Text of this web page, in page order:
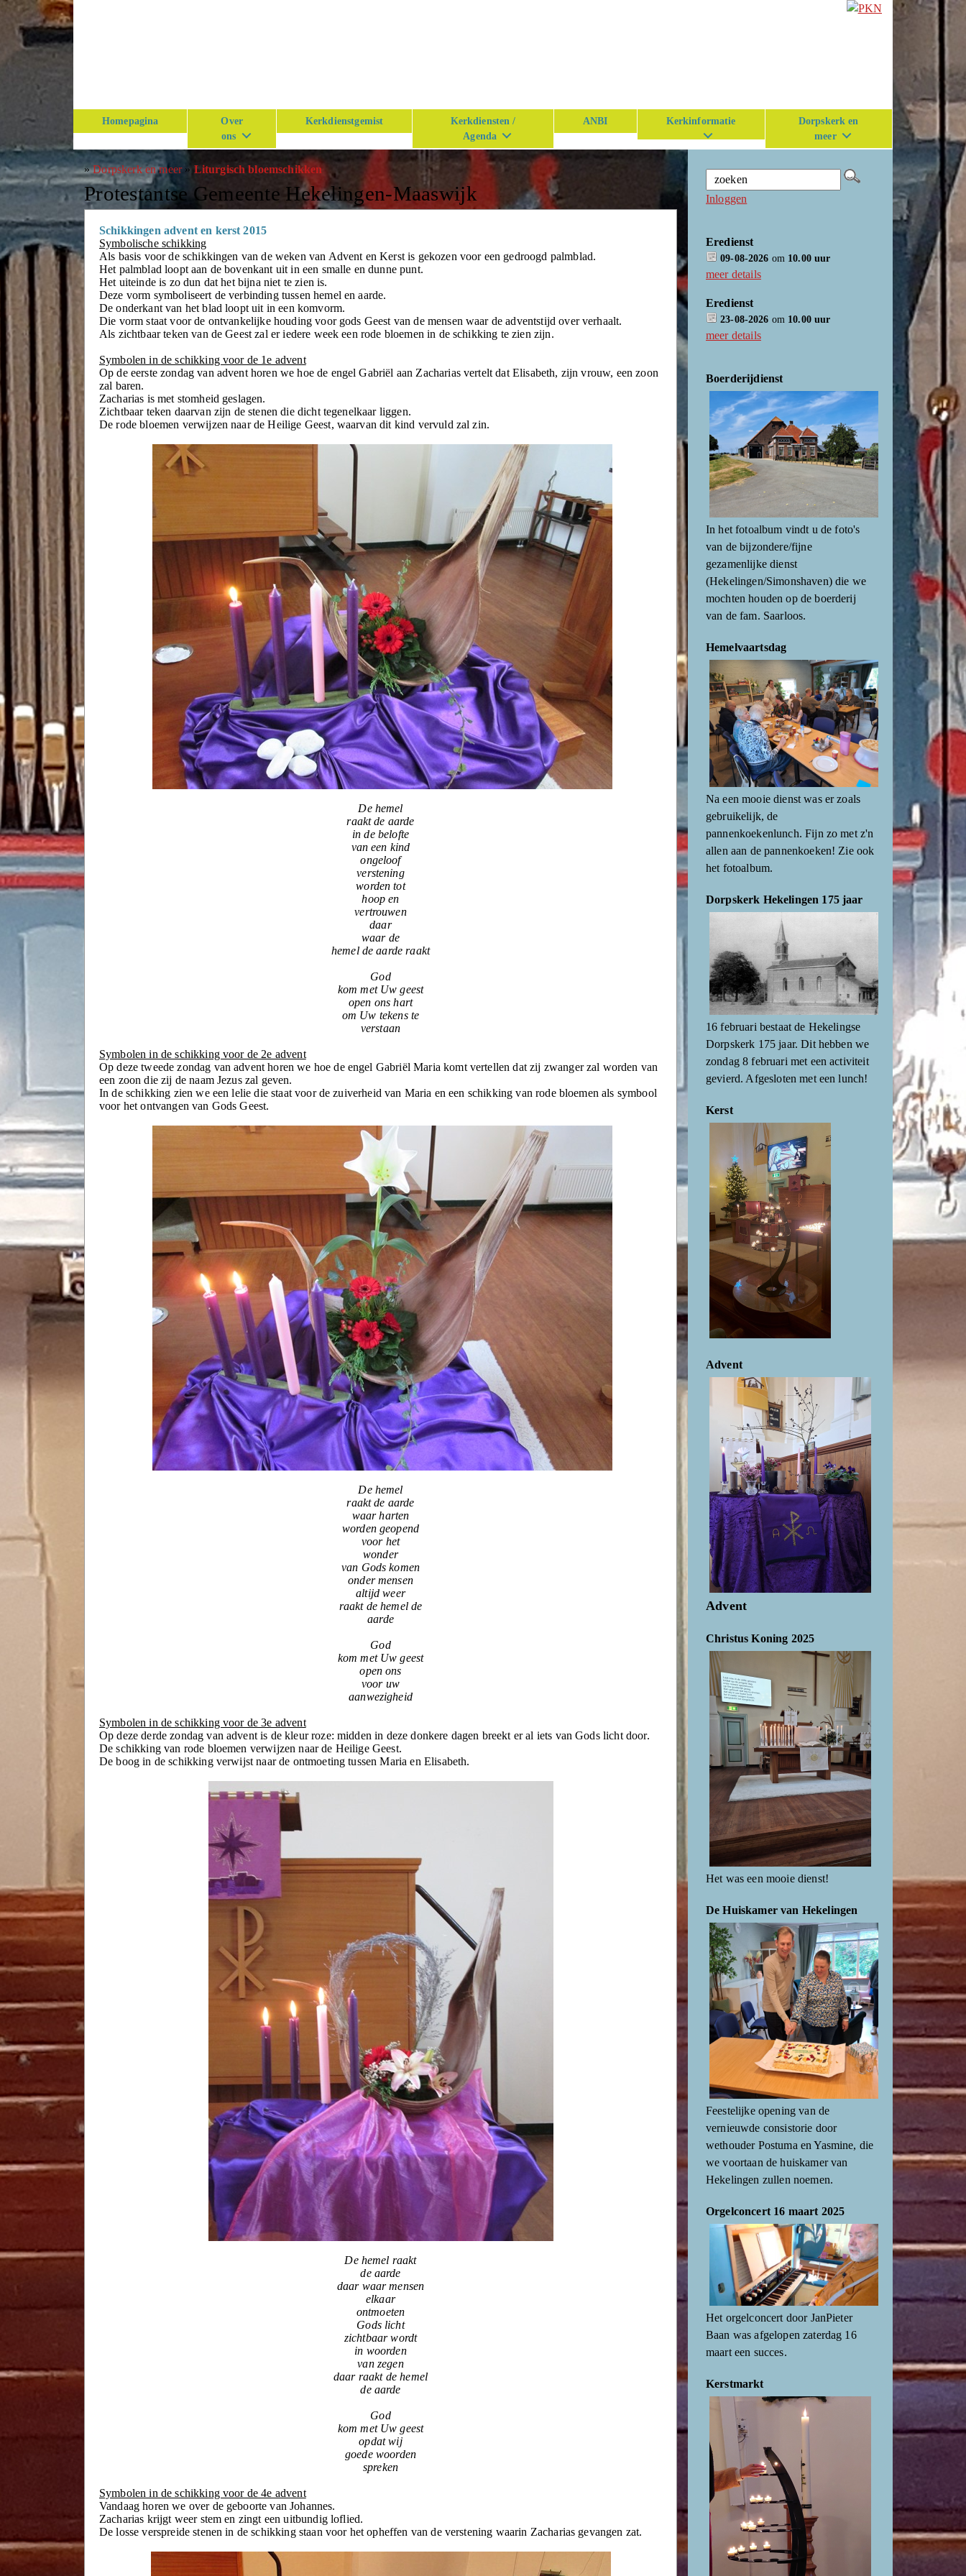
Homepagina
Over
ons
Kerkdienstgemist
Kerkdiensten /
Agenda
ANBI Kerkinformatie
Dorpskerk en
meer
»Dorpskerk en meer» Liturgisch bloemschikken
Protestantse Gemeente Hekelingen-Maaswijk
Schikkingen advent en kerst 2015
Symbolische schikking
Als basis voor de schikkingen van de weken van Advent en Kerst is gekozen voor een gedroogd palmblad.
Het palmblad loopt aan de bovenkant uit in een smalle en dunne punt.
Het uiteinde is zo dun dat het bijna niet te zien is.
Deze vorm symboliseert de verbinding tussen hemel en aarde.
De onderkant van het blad loopt uit in een komvorm.
Die vorm staat voor de ontvankelijke houding voor gods Geest van de mensen waar de adventstijd over verhaalt.
Als zichtbaar teken van de Geest zal er iedere week een rode bloemen in de schikking te zien zijn.
Symbolen in de schikking voor de 1e advent
Op de eerste zondag van advent horen we hoe de engel Gabriël aan Zacharias vertelt dat Elisabeth, zijn vrouw, een zoon
zal baren.
Zacharias is met stomheid geslagen.
Zichtbaar teken daarvan zijn de stenen die dicht tegenelkaar liggen.
De rode bloemen verwijzen naar de Heilige Geest, waarvan dit kind vervuld zal zin.
De hemel
raakt de aarde
in de belofte
van een kind
ongeloof
verstening
worden tot
hoop en
vertrouwen
daar
waar de
hemel de aarde raakt
God
kom met Uw geest
open ons hart
om Uw tekens te
verstaan
Symbolen in de schikking voor de 2e advent
Op deze tweede zondag van advent horen we hoe de engel Gabriël Maria komt vertellen dat zij zwanger zal worden van
een zoon die zij de naam Jezus zal geven.
In de schikking zien we een lelie die staat voor de zuiverheid van Maria en een schikking van rode bloemen als symbool
voor het ontvangen van Gods Geest.
De hemel
raakt de aarde
waar harten
worden geopend
voor het
wonder
van Gods komen
onder mensen
altijd weer
raakt de hemel de
aarde
God
kom met Uw geest
open ons
voor uw
aanwezigheid
Symbolen in de schikking voor de 3e advent
Op deze derde zondag van advent is de kleur roze: midden in deze donkere dagen breekt er al iets van Gods licht door.
De schikking van rode bloemen verwijzen naar de Heilige Geest.
De boog in de schikking verwijst naar de ontmoeting tussen Maria en Elisabeth.
De hemel raakt
de aarde
daar waar mensen
elkaar
ontmoeten
Gods licht
zichtbaar wordt
in woorden
van zegen
daar raakt de hemel
de aarde
God
kom met Uw geest
opdat wij
goede woorden
spreken
Symbolen in de schikking voor de 4e advent
Vandaag horen we over de geboorte van Johannes.
Zacharias krijgt weer stem en zingt een uitbundig loflied.
De losse verspreide stenen in de schikking staan voor het opheffen van de verstening waarin Zacharias gevangen zat.
Inloggen
Eredienst
09-08-2026 om 10.00 uur
meer details
Eredienst
23-08-2026 om 10.00 uur
meer details
Boerderijdienst
In het fotoalbum vindt u de foto's
van de bijzondere/fijne
gezamenlijke dienst
(Hekelingen/Simonshaven) die we
mochten houden op de boerderij
van de fam. Saarloos.
Hemelvaartsdag
Na een mooie dienst was er zoals
gebruikelijk, de
pannenkoekenlunch. Fijn zo met z'n
allen aan de pannenkoeken! Zie ook
het fotoalbum.
Dorpskerk Hekelingen 175 jaar
16 februari bestaat de Hekelingse
Dorpskerk 175 jaar. Dit hebben we
zondag 8 februari met een activiteit
gevierd. Afgesloten met een lunch!
Kerst
Advent
Advent
Christus Koning 2025
Het was een mooie dienst!
De Huiskamer van Hekelingen
Feestelijke opening van de
vernieuwde consistorie door
wethouder Postuma en Yasmine, die
we voortaan de huiskamer van
Hekelingen zullen noemen.
Orgelconcert 16 maart 2025
Het orgelconcert door JanPieter
Baan was afgelopen zaterdag 16
maart een succes.
Kerstmarkt